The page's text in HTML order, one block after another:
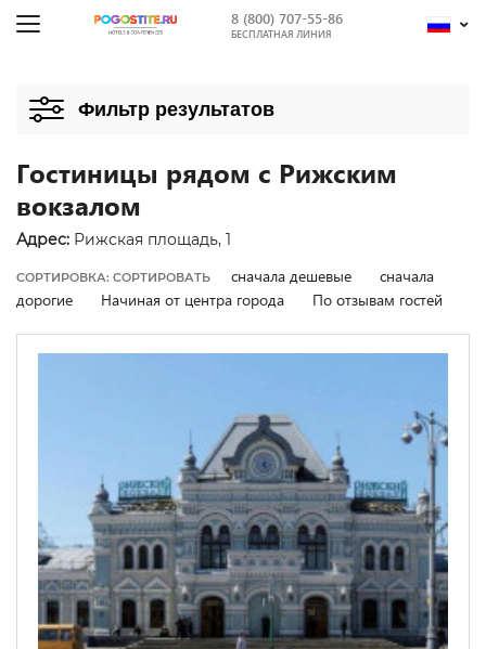
8 (800) 707-55-86
БЕСПЛАТНАЯ ЛИНИЯ
Фильтр результатов
Гостиницы рядом с Рижским
вокзалом
Адрес: Рижская площадь, 1
СОРТИРОВКА: СОРТИРОВАТЬ сначала дешевые
сначала
дорогие
Начиная от центра города По отзывам гостей